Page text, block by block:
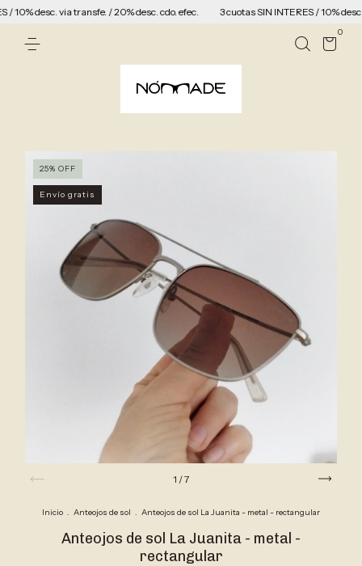
desc. via transfe. / 20% desc. cdo. efec. 3 cuotas SIN INTERES / 10% desc.
0
25% OFF
Envío gratis
1 /7
Inicio . Anteojos de sol . Anteojos de sol La Juanita - metal - rectangular
Anteojos de sol La Juanita - metal -
rectangular